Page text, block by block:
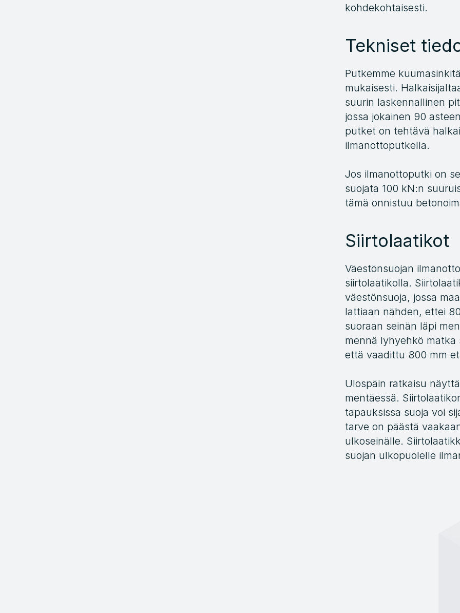
kohdekohtaisesti.
Tekniset
Putkemme
mukaisesti.
suurin laskennallinen
jossa jokainen 90
putket on tehtävä
ilmanottoputkella.
Jos ilmanottoputki on
suojata 100 kN:n
tämä onnistuu
Siirtolaatikot
Väestönsuojan
siirtolaatikolla.
väestönsuoja, jossa
lattiaan nähden, ettei
suoraan seinän läpi
mennä lyhyehkö
että vaadittu 800 mm
Ulospäin ratkaisu
mentäessä.
tapauksissa suoja voi
tarve on päästä
ulkoseinälle.
suojan ulkopuolelle